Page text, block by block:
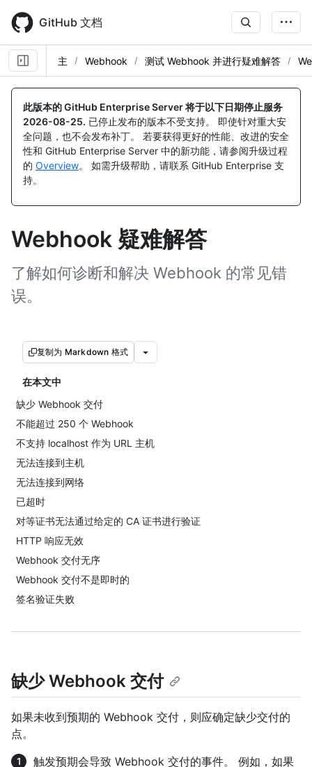
main
content
GitHub 文档
主 Webhook 测试 Webhook 并进行疑难解答
此版本的 GitHub Enterprise Server 将于以下日期停止服务
2026-08-25. 已停止发布的版本不受支持。 即使针对重大安
全问题，也不会发布补丁。 若要获得更好的性能、改进的安全
性和 GitHub Enterprise Server 中的新功能，请参阅升级过程
的 Overview。 如需升级帮助，请联系 GitHub Enterprise 支
持。
Webhook 疑难解答
了解如何诊断和解决 Webhook 的常见错
误。
复制为 Markdown 格式
在本文中
缺少 Webhook 交付
不能超过 250 个 Webhook
不支持 localhost 作为 URL 主机
无法连接到主机
无法连接到网络
已超时
对等证书无法通过给定的 CA 证书进行验证
HTTP 响应无效
Webhook 交付无序
Webhook 交付不是即时的
签名验证失败
缺少 Webhook 交付
如果未收到预期的 Webhook 交付，则应确定缺少交付的
点。
触发预期会导致 Webhook 交付的事件。 例如，如果